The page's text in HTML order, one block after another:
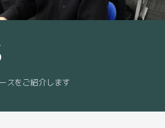
スをご紹介します